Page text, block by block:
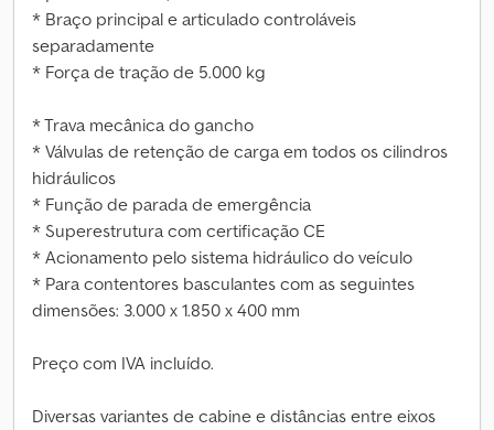
* Braço principal e articulado controláveis
separadamente
* Força de tração de 5.000 kg
* Trava mecânica do gancho
* Válvulas de retenção de carga em todos os cilindros
hidráulicos
* Função de parada de emergência
* Superestrutura com certificação CE
* Acionamento pelo sistema hidráulico do veículo
* Para contentores basculantes com as seguintes
dimensões: 3.000 x 1.850 x 400 mm
Preço com IVA incluído.
Diversas variantes de cabine e distâncias entre eixos